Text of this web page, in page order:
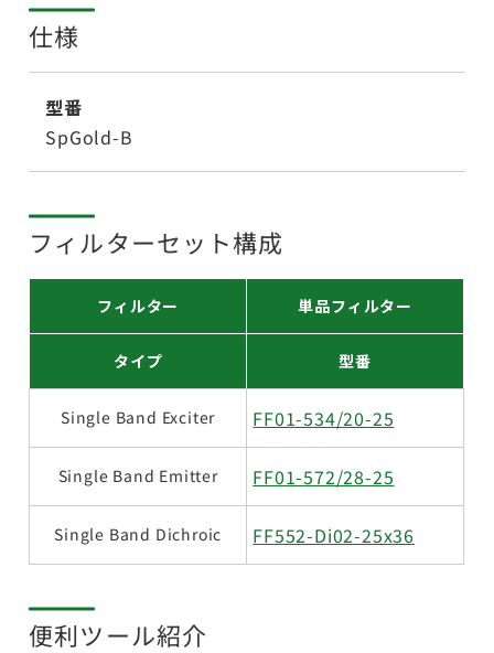
仕様
型番
SpGold-B
フィルターセット構成
フィルター 単品フィルター
タイプ 型番
Single Band Exciter FF01-534/20-25
Single Band Emitter FF01-572/28-25
Single Band Dichroic FF552-Di02-25x36
便利ツール紹介